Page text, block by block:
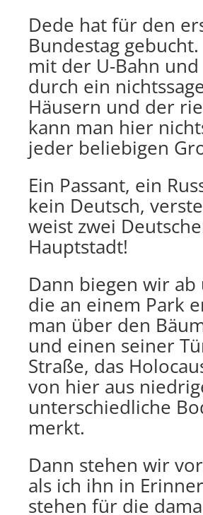
Dede hat für den
Bundestag
mit der U-Bahn
durch ein
Häusern und der
kann man hier
jeder beliebigen
Ein Passant, ein
kein Deutsch,
weist zwei
Hauptstadt!
Dann biegen wir
die an einem Park
man über den
und einen seiner
Straße, das
von hier aus
unterschiedliche
merkt.
Dann stehen wir
als ich ihn in
stehen für die